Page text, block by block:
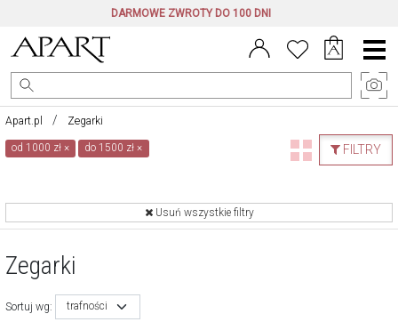
DARMOWE ZWROTY DO 100 DNI
Menu
główne
Apart.pl Zegarki
FILTRY
od 1000 zł× do 1500 zł×
Usuń wszystkie filtry
Zegarki
Sortuj wg: trafności